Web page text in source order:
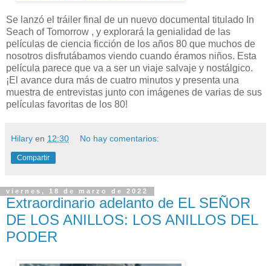
Se lanzó el tráiler final de un nuevo documental titulado In
Seach of Tomorrow , y explorará la genialidad de las
películas de ciencia ficción de los años 80 que muchos de
nosotros disfrutábamos viendo cuando éramos niños. Esta
película parece que va a ser un viaje salvaje y nostálgico.
¡El avance dura más de cuatro minutos y presenta una
muestra de entrevistas junto con imágenes de varias de sus
películas favoritas de los 80!
Hilary en 12:30 No hay comentarios:
Compartir
viernes, 18 de marzo de 2022
Extraordinario adelanto de EL SEÑOR
DE LOS ANILLOS: LOS ANILLOS DEL
PODER